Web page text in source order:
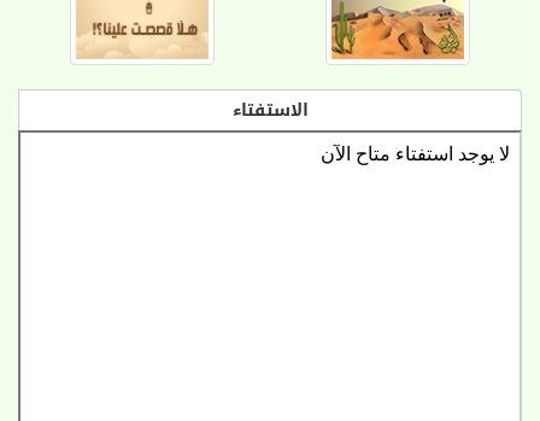
الاستفتاء